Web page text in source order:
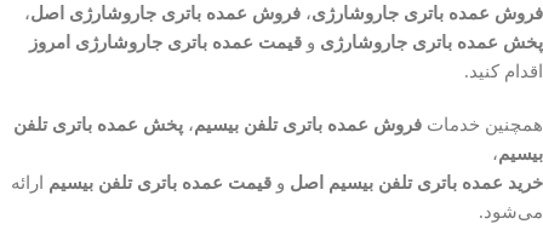
فروش عمده باتری جاروشارژی، فروش عمده باتری جاروشارژی اصل،
پخش عمده باتری جاروشارژی و قیمت عمده باتری جاروشارژی امروز
اقدام کنید.
همچنین خدمات فروش عمده باتری تلفن بیسیم، پخش عمده باتری تلفن
بیسیم،
خرید عمده باتری تلفن بیسیم اصل و قیمت عمده باتری تلفن بیسیم ارائه
می‌شود.